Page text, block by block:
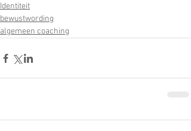
Identiteit
bewustwording
algemeen coaching